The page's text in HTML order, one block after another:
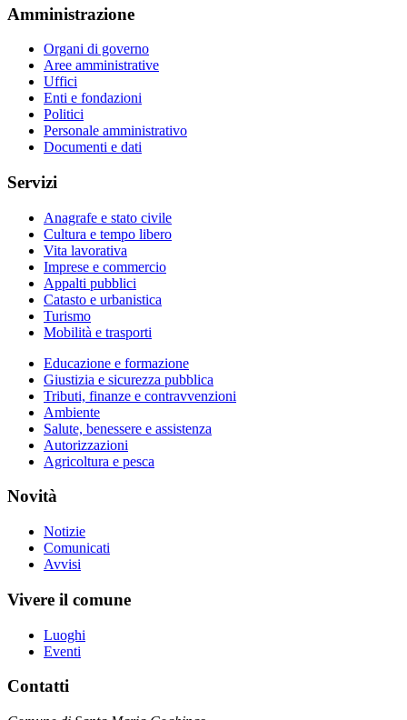
Amministrazione
Organi di governo
Aree amministrative
Uffici
Enti e fondazioni
Politici
Personale amministrativo
Documenti e dati
Servizi
Anagrafe e stato civile
Cultura e tempo libero
Vita lavorativa
Imprese e commercio
Appalti pubblici
Catasto e urbanistica
Turismo
Mobilità e trasporti
Educazione e formazione
Giustizia e sicurezza pubblica
Tributi, finanze e contravvenzioni
Ambiente
Salute, benessere e assistenza
Autorizzazioni
Agricoltura e pesca
Novità
Notizie
Comunicati
Avvisi
Vivere il comune
Luoghi
Eventi
Contatti